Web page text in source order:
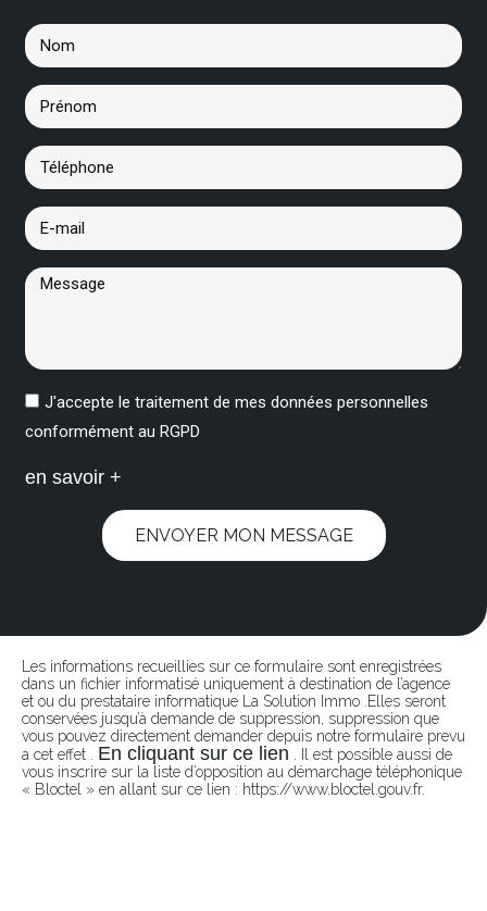
J'accepte le traitement de mes données personnelles
conformément au RGPD
en savoir +
ENVOYER MON MESSAGE
Les informations recueillies sur ce formulaire sont enregistrées
dans un fichier informatisé uniquement à destination de l’agence
et ou du prestataire informatique La Solution Immo .Elles seront
conservées jusqu’à demande de suppression, suppression que
vous pouvez directement demander depuis notre formulaire prevu
a cet effet . En cliquant sur ce lien . Il est possible aussi de
vous inscrire sur la liste d’opposition au démarchage téléphonique
« Bloctel » en allant sur ce lien : https://www.bloctel.gouv.fr.